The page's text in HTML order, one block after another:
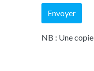
NB : Une